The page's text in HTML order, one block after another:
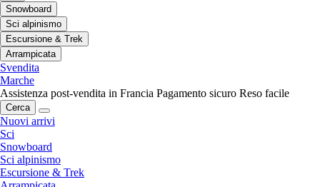
Snowboard
Sci alpinismo
Escursione & Trek
Arrampicata
Svendita
Marche
Assistenza post-vendita in Francia Pagamento sicuro Reso facile
Cerca
Nuovi arrivi
Sci
Snowboard
Sci alpinismo
Escursione & Trek